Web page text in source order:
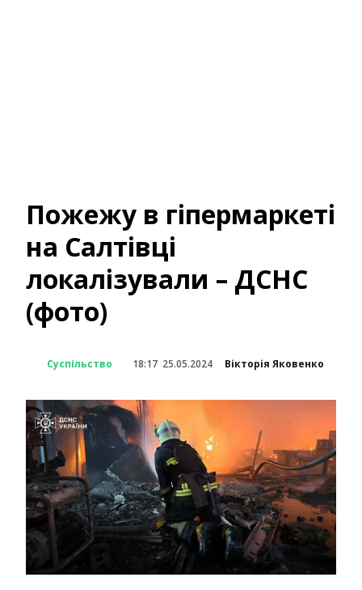
Пожежу в гіпермаркеті
на Салтівці
локалізували – ДСНС
(фото)
Суспільство 18:17 25.05.2024 Вікторія Яковенко